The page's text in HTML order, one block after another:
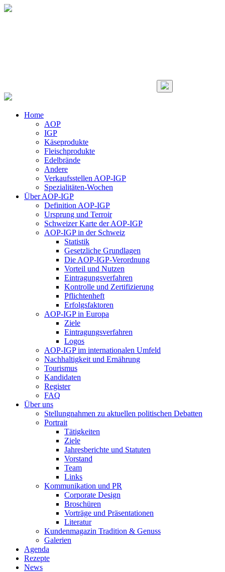
Home
AOP
IGP
Käseprodukte
Fleischprodukte
Edelbrände
Andere
Verkaufsstellen AOP-IGP
Spezialitäten-Wochen
Über AOP-IGP
Definition AOP-IGP
Ursprung und Terroir
Schweizer Karte der AOP-IGP
AOP-IGP in der Schweiz
Statistik
Gesetzliche Grundlagen
Die AOP-IGP-Verordnung
Vorteil und Nutzen
Eintragungsverfahren
Kontrolle und Zertifizierung
Pflichtenheft
Erfolgsfaktoren
AOP-IGP in Europa
Ziele
Eintragungsverfahren
Logos
AOP-IGP im internationalen Umfeld
Nachhaltigkeit und Ernährung
Tourismus
Kandidaten
Register
FAQ
Über uns
Stellungnahmen zu aktuellen politischen Debatten
Portrait
Tätigkeiten
Ziele
Jahresberichte und Statuten
Vorstand
Team
Links
Kommunikation und PR
Corporate Design
Broschüren
Vorträge und Präsentationen
Literatur
Kundenmagazin Tradition & Genuss
Galerien
Agenda
Rezepte
News